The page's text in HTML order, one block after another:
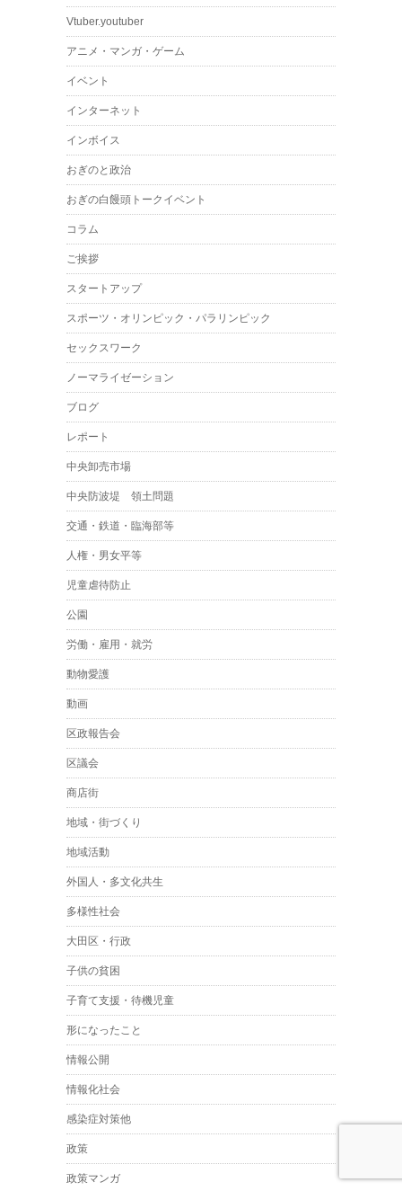
Vtuber.youtuber
アニメ・マンガ・ゲーム
イベント
インターネット
インボイス
おぎのと政治
おぎの白饅頭トークイベント
コラム
ご挨拶
スタートアップ
スポーツ・オリンピック・パラリンピック
セックスワーク
ノーマライゼーション
ブログ
レポート
中央卸売市場
中央防波堤 領土問題
交通・鉄道・臨海部等
人権・男女平等
児童虐待防止
公園
労働・雇用・就労
動物愛護
動画
区政報告会
区議会
商店街
地域・街づくり
地域活動
外国人・多文化共生
多様性社会
大田区・行政
子供の貧困
子育て支援・待機児童
形になったこと
情報公開
情報化社会
感染症対策他
政策
政策マンガ